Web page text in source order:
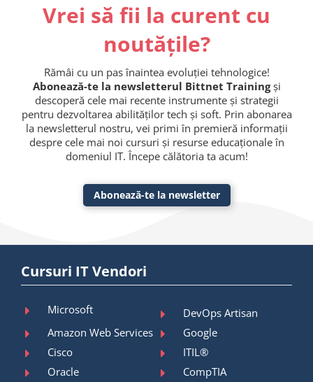
Vrei să fii la curent cu
noutățile?
Rămâi cu un pas înaintea evoluției tehnologice!
Abonează-te la newsletterul Bittnet Trainingși
descoperă cele mai recente instrumente și strategii
pentru dezvoltarea abilităților tech și soft. Prin abonarea
la newsletterul nostru, vei primi în premieră informații
despre cele mai noi cursuri și resurse educaționale în
domeniul IT. Începe călătoria ta acum!
Abonează-te la newsletter
Cursuri IT Vendori
Microsoft
DevOps Artisan
Amazon Web Services
Google
Cisco
ITIL®
Oracle
CompTIA